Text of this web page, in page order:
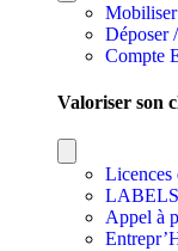
Déposer
Compte
Valoriser son
Licences
Appel à